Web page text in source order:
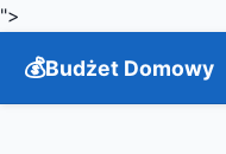
">
Budżet Domowy